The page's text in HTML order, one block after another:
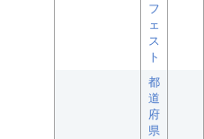
フ
ェ
ス
ト
都
道
府
県